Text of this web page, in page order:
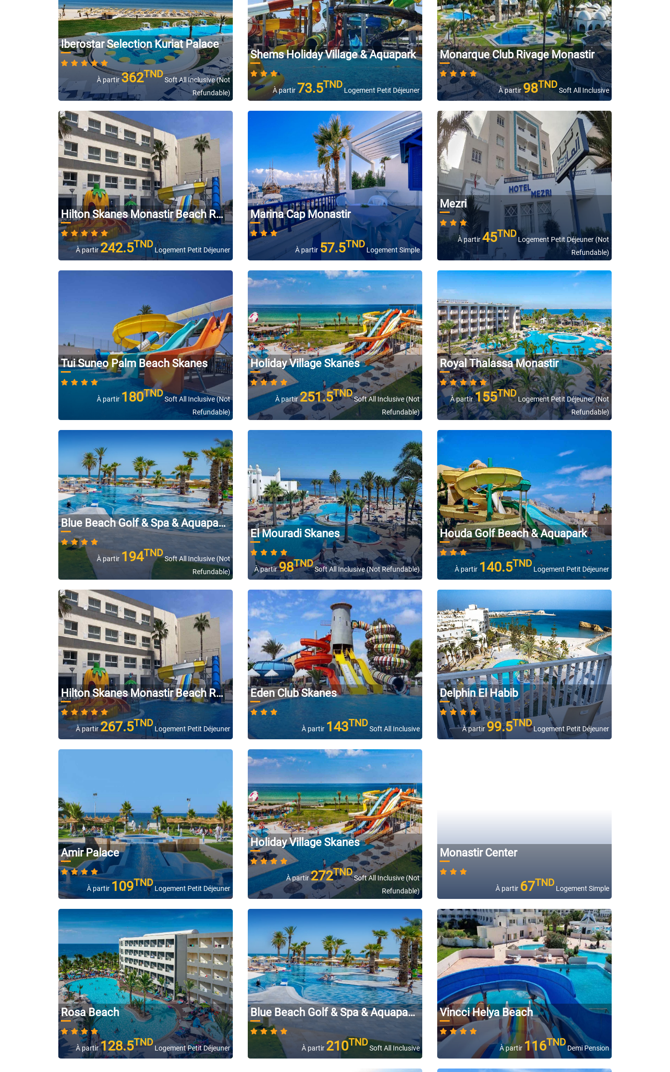
Iberostar Selection Kuriat Palace
À partir362TND
Soft All Inclusive (Not
Refundable)
Shems Holiday Village & Aquapark
À partir73.5TND
Logement Petit Déjeuner
Monarque Club Rivage Monastir
À partir98TND
Soft All Inclusive
Hilton Skanes Monastir Beach Resort
À partir242.5TND
Logement Petit Déjeuner
Marina Cap Monastir
À partir 57.5TND
Logement Simple
Mezri
À partir45TND
Logement Petit Déjeuner (Not
Refundable)
Tui Suneo Palm Beach Skanes
À partir180TND
Soft All Inclusive (Not
Refundable)
Holiday Village Skanes
À partir251.5TND
Soft All Inclusive (Not
Refundable)
Royal Thalassa Monastir
À partir155TND
Logement Petit Déjeuner (Not
Refundable)
Blue Beach Golf & Spa & Aquapark
À partir 194TND
Soft All Inclusive (Not
Refundable)
El Mouradi Skanes
À partir98TND
Soft All Inclusive (Not Refundable)
Houda Golf Beach & Aquapark
À partir140.5TND
Logement Petit Déjeuner
Hilton Skanes Monastir Beach Resort
À partir267.5TND
Logement Petit Déjeuner
Eden Club Skanes
À partir 143TND
Soft All Inclusive
Delphin El Habib
À partir99.5TND
Logement Petit Déjeuner
Amir Palace
À partir 109TND
Logement Petit Déjeuner
Holiday Village Skanes
À partir272TND
Soft All Inclusive (Not
Refundable)
Monastir Center
À partir 67TND
Logement Simple
Rosa Beach
À partir128.5TND
Logement Petit Déjeuner
Blue Beach Golf & Spa & Aquapark
À partir 210TND
Soft All Inclusive
Vincci Helya Beach
À partir116TND
Demi Pension